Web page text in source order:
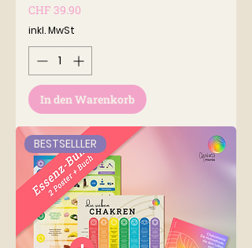
Preis
CHF 39.90
inkl. MwSt
In den Warenkorb
BESTSELLLER